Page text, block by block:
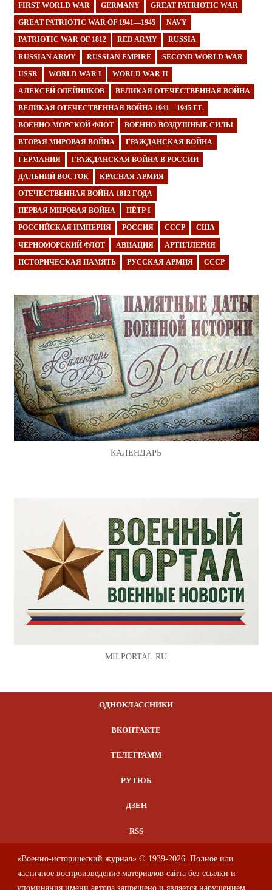
FIRST WORLD WAR GERMANY GREAT PATRIOTIC WAR
GREAT PATRIOTIC WAR OF 1941—1945 NAVY
PATRIOTIC WAR OF 1812 RED ARMY RUSSIA
RUSSIAN ARMY RUSSIAN EMPIRE SECOND WORLD WAR
USSR WORLD WAR I WORLD WAR II
АЛЕКСЕЙ ОЛЕЙНИКОВ ВЕЛИКАЯ ОТЕЧЕСТВЕННАЯ ВОЙНА
ВЕЛИКАЯ ОТЕЧЕСТВЕННАЯ ВОЙНА 1941—1945 ГГ.
ВОЕННО-МОРСКОЙ ФЛОТ ВОЕННО-ВОЗДУШНЫЕ СИЛЫ
ВТОРАЯ МИРОВАЯ ВОЙНА ГРАЖДАНСКАЯ ВОЙНА
ГЕРМАНИЯ ГРАЖДАНСКАЯ ВОЙНА В РОССИИ
ДАЛЬНИЙ ВОСТОК КРАСНАЯ АРМИЯ
ОТЕЧЕСТВЕННАЯ ВОЙНА 1812 ГОДА
ПЕРВАЯ МИРОВАЯ ВОЙНА ПЁТР I
РОССИЙСКАЯ ИМПЕРИЯ РОССИЯ СССР США
ЧЕРНОМОРСКИЙ ФЛОТ АВИАЦИЯ АРТИЛЛЕРИЯ
ИСТОРИЧЕСКАЯ ПАМЯТЬ РУССКАЯ АРМИЯ СССР
КАЛЕНДАРЬ
MILPORTAL.RU
ОДНОКЛАССНИКИ
ВКОНТАКТЕ
ТЕЛЕГРАММ
РУТЮБ
ДЗЕН
RSS
«Военно-исторический журнал» © 1939-2026. Полное или
частичное воспроизведение материалов сайта без ссылки и
упоминания имени автора запрещено и является нарушением